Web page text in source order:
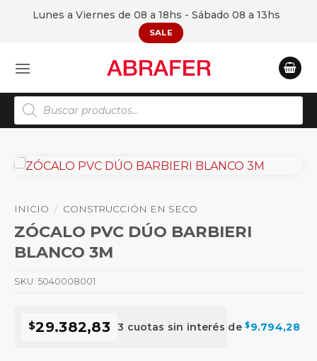
Lunes a Viernes de 08 a 18hs - Sábado 08 a 13hs
SALE
Búsqueda
de
productos
INICIO / CONSTRUCCIÓN EN SECO
ZÓCALO PVC DÚO BARBIERI
BLANCO 3M
$29.382,83 3 cuotas sin interés de$9.794,28
SKU: 5040008001